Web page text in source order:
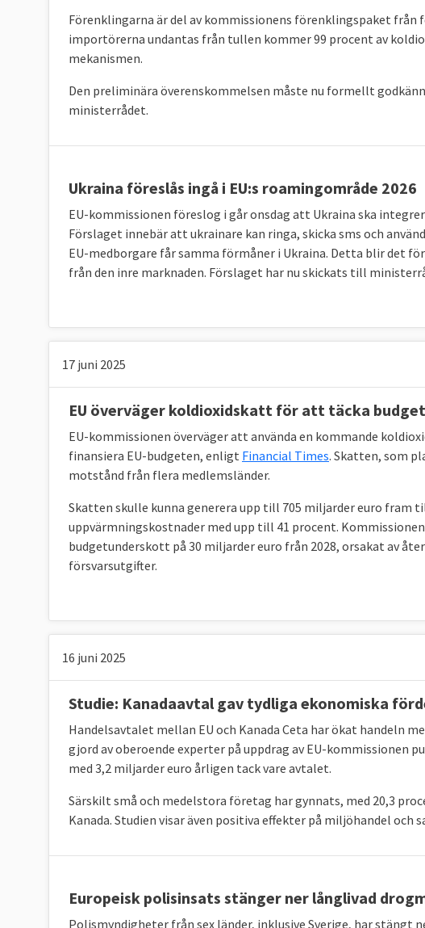
Förenklingarna är del av kommissionens förenklingspaket från
importörerna undantas från tullen kommer 99 procent av
mekanismen.
Den preliminära överenskommelsen måste nu formellt
ministerrådet.
Ukraina föreslås ingå i EU:s roamingområde 2026
EU-kommissionen föreslog i går onsdag att Ukraina ska
Förslaget innebär att ukrainare kan ringa, skicka sms och
EU-medborgare får samma förmåner i Ukraina. Detta blir det
från den inre marknaden. Förslaget har nu skickats till
17 juni 2025
EU överväger koldioxidskatt för att täcka
EU-kommissionen överväger att använda en kommande
finansiera EU-budgeten, enligt Financial Times. Skatten, som
motstånd från flera medlemsländer.
Skatten skulle kunna generera upp till 705 miljarder euro fram
uppvärmningskostnader med upp till 41 procent.
budgetunderskott på 30 miljarder euro från 2028, orsakat av
försvarsutgifter.
16 juni 2025
Studie: Kanadaavtal gav tydliga ekonomiska
Handelsavtalet mellan EU och Kanada Ceta har ökat handeln
gjord av oberoende experter på uppdrag av EU-kommissionen
med 3,2 miljarder euro årligen tack vare avtalet.
Särskilt små och medelstora företag har gynnats, med 20,3
Kanada. Studien visar även positiva effekter på miljöhandel
Europeisk polisinsats stänger ner långlivad
Polismyndigheter från sex länder, inklusive Sverige, har stängt